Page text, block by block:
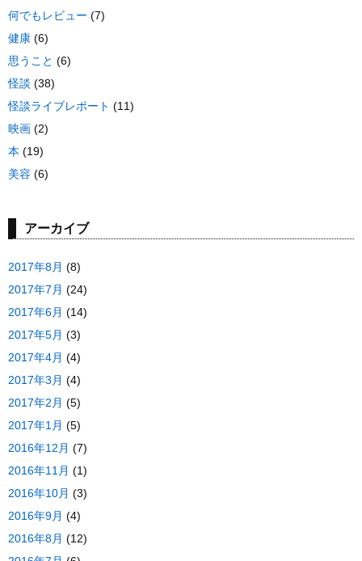
何でもレビュー (7)
健康 (6)
思うこと (6)
怪談 (38)
怪談ライブレポート (11)
映画 (2)
本 (19)
美容 (6)
アーカイブ
2017年8月 (8)
2017年7月 (24)
2017年6月 (14)
2017年5月 (3)
2017年4月 (4)
2017年3月 (4)
2017年2月 (5)
2017年1月 (5)
2016年12月 (7)
2016年11月 (1)
2016年10月 (3)
2016年9月 (4)
2016年8月 (12)